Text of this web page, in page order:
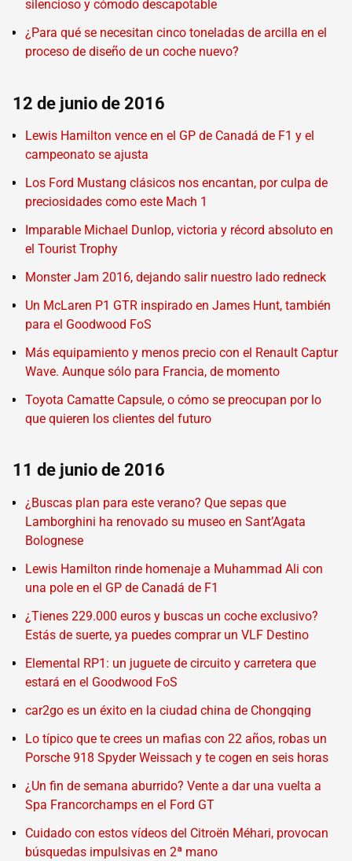
silencioso y cómodo descapotable
¿Para qué se necesitan cinco toneladas de arcilla en el
proceso de diseño de un coche nuevo?
12 de junio de 2016
Lewis Hamilton vence en el GP de Canadá de F1 y el
campeonato se ajusta
Los Ford Mustang clásicos nos encantan, por culpa de
preciosidades como este Mach 1
Imparable Michael Dunlop, victoria y récord absoluto en
el Tourist Trophy
Monster Jam 2016, dejando salir nuestro lado redneck
Un McLaren P1 GTR inspirado en James Hunt, también
para el Goodwood FoS
Más equipamiento y menos precio con el Renault Captur
Wave. Aunque sólo para Francia, de momento
Toyota Camatte Capsule, o cómo se preocupan por lo
que quieren los clientes del futuro
11 de junio de 2016
¿Buscas plan para este verano? Que sepas que
Lamborghini ha renovado su museo en Sant’Agata
Bolognese
Lewis Hamilton rinde homenaje a Muhammad Ali con
una pole en el GP de Canadá de F1
¿Tienes 229.000 euros y buscas un coche exclusivo?
Estás de suerte, ya puedes comprar un VLF Destino
Elemental RP1: un juguete de circuito y carretera que
estará en el Goodwood FoS
car2go es un éxito en la ciudad china de Chongqing
Lo típico que te crees un mafias con 22 años, robas un
Porsche 918 Spyder Weissach y te cogen en seis horas
¿Un fin de semana aburrido? Vente a dar una vuelta a
Spa Francorchamps en el Ford GT
Cuidado con estos vídeos del Citroën Méhari, provocan
búsquedas impulsivas en 2ª mano